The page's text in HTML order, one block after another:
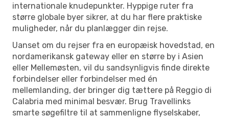
internationale knudepunkter. Hyppige ruter fra
større globale byer sikrer, at du har flere praktiske
muligheder, når du planlægger din rejse.
Uanset om du rejser fra en europæisk hovedstad, en
nordamerikansk gateway eller en større by i Asien
eller Mellemøsten, vil du sandsynligvis finde direkte
forbindelser eller forbindelser med én
mellemlanding, der bringer dig tættere på Reggio di
Calabria med minimal besvær. Brug Travellinks
smarte søgefiltre til at sammenligne flyselskaber,